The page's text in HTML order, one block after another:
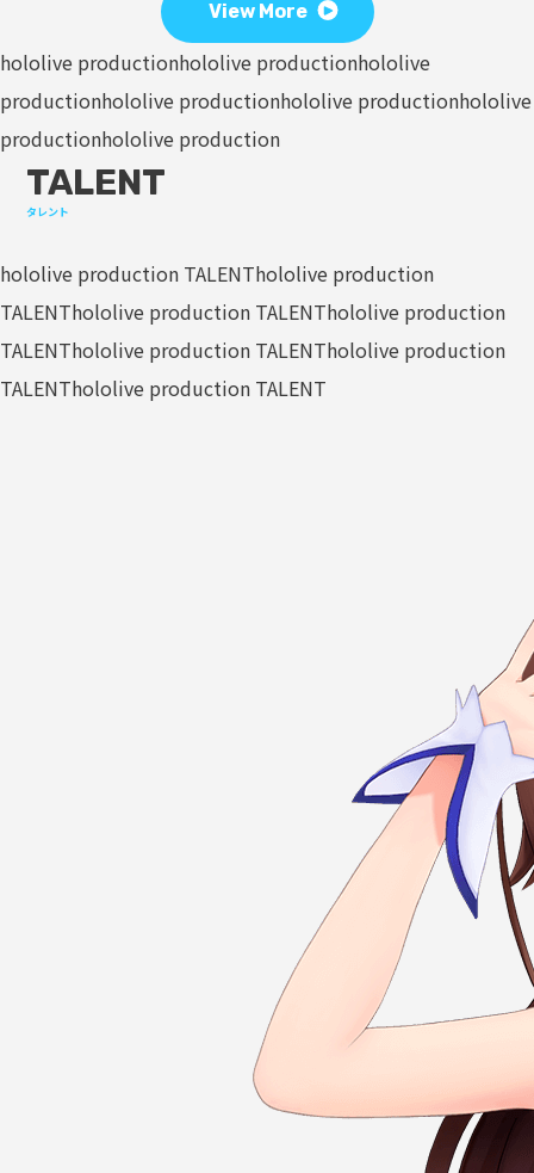
View More
hololive productionhololive productionhololive
productionhololive productionhololive productionhololive
productionhololive production
TALENT
タレント
hololive production TALENThololive production
TALENThololive production TALENThololive production
TALENThololive production TALENThololive production
TALENThololive production TALENT